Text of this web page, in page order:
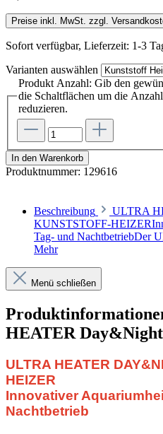
Preise inkl. MwSt. zzgl.
Sofort verfügbar, Lieferzeit: 1-3
Varianten auswählen
Produkt Anzahl: Gib den
die Schaltflächen um die
reduzieren.
In den Warenkorb
Produktnummer: 129616
Beschreibung
ULTRA
KUNSTSTOFF-
Tag- und
Mehr
Menü schließen
HEATER
ULTRA HEATER
HEIZER
Innovativer
Nachtbetrieb